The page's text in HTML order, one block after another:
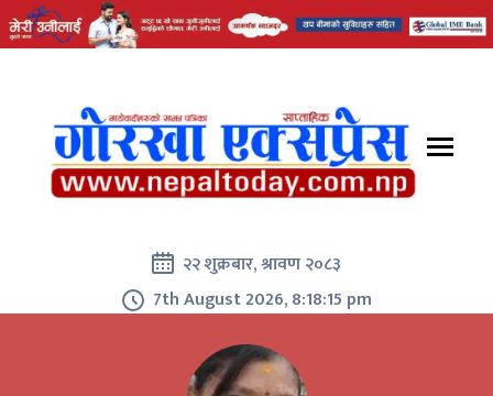
२२ शुक्रबार, श्रावण २०८३
7th August 2026, 8:18:15 pm